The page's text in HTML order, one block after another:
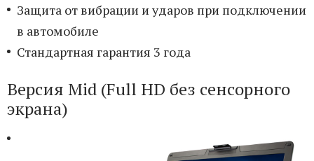
Защита от вибрации и ударов при подключении
в автомобиле
Стандартная гарантия 3 года
Версия Mid (Full HD без сенсорного
экрана)